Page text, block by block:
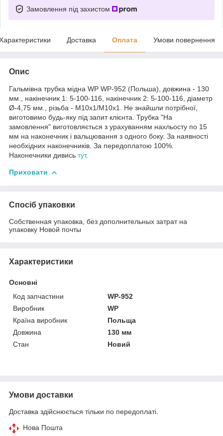
Замовлення під захистом
Доставка Оплата Умови повернення
Опис
Гальмівна трубка мідна WP WP-952 (Польша), довжина - 130
мм., накінечник 1: 5-100-116, накінечник 2: 5-100-116, діаметр
Ø-4,75 мм., різьба - М10х1/М10х1. Не знайшли потрібної,
виготовимо будь-яку під запит клієнта. Трубка "На
замовлення" виготовляється з урахуванням нахльосту по 15
мм на наконечник і вальцювання з одного боку. За наявності
необхідних наконечників. За передоплатою 100%.
Наконечники дивись тут.
Приховати
Спосіб упаковки
Собственная упаковка, без дополнительных затрат на
упаковку Новой почты
Характеристики
Основні
Код запчастини
WP-952
Виробник
WP
Країна виробник
Польща
Довжина
130 мм
Стан
Новий
Умови доставки
Доставка здійснюється тільки по передоплаті.
Нова Пошта